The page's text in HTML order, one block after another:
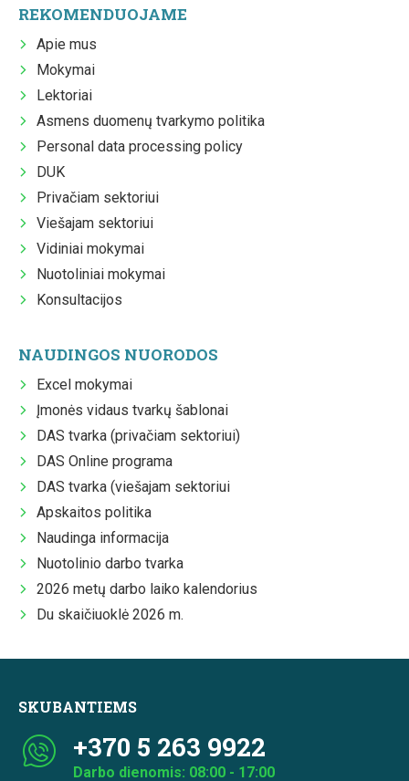
REKOMENDUOJAME
Apie mus
Mokymai
Lektoriai
Asmens duomenų tvarkymo politika
Personal data processing policy
DUK
Privačiam sektoriui
Viešajam sektoriui
Vidiniai mokymai
Nuotoliniai mokymai
Konsultacijos
NAUDINGOS NUORODOS
Excel mokymai
Įmonės vidaus tvarkų šablonai
DAS tvarka (privačiam sektoriui)
DAS Online programa
DAS tvarka (viešajam sektoriui
Apskaitos politika
Naudinga informacija
Nuotolinio darbo tvarka
2026 metų darbo laiko kalendorius
Du skaičiuoklė 2026 m.
SKUBANTIEMS
+370 5 263 9922
Darbo dienomis: 08:00 - 17:00